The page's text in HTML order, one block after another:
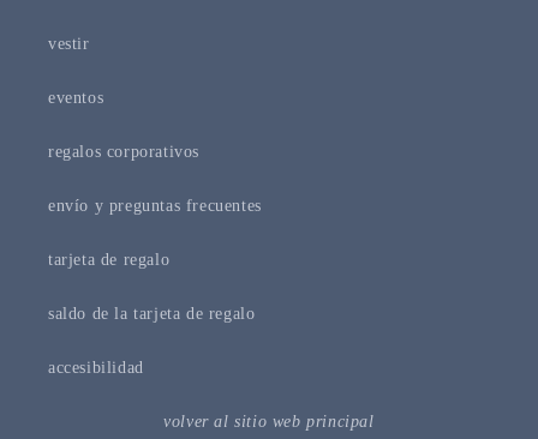
vestir
eventos
regalos corporativos
envío y preguntas frecuentes
tarjeta de regalo
saldo de la tarjeta de regalo
accesibilidad
volver al sitio web principal